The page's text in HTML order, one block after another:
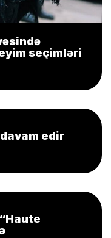
seçimləri
edir